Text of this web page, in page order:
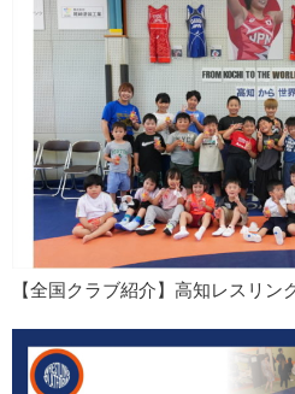
【全国クラブ紹介】高知レスリン